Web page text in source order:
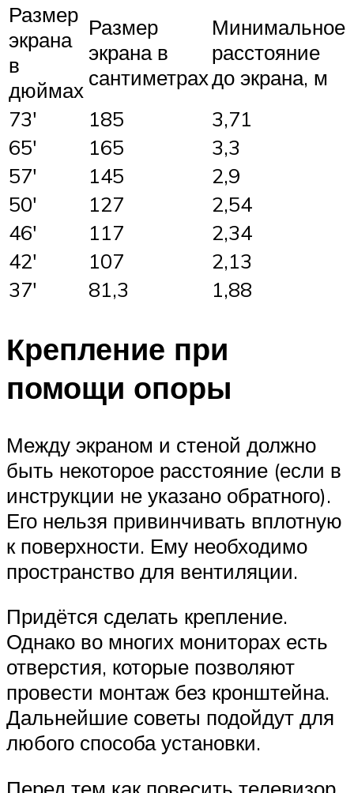
Размер
экрана
в
дюймах
Размер
экрана в
сантиметрах
Минимальное
расстояние
до экрана, м
73′
185
3,71
65′
165
3,3
57′
145
2,9
50′
127
2,54
46′
117
2,34
42′
107
2,13
37′
81,3 1,88
Крепление при
помощи опоры
Между экраном и стеной должно
быть некоторое расстояние (если в
инструкции не указано обратного).
Его нельзя привинчивать вплотную
к поверхности. Ему необходимо
пространство для вентиляции.
Придётся сделать крепление.
Однако во многих мониторах есть
отверстия, которые позволяют
провести монтаж без кронштейна.
Дальнейшие советы подойдут для
любого способа установки.